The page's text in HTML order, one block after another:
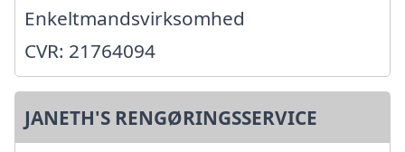
Enkeltmandsvirksomhed
CVR: 21764094
JANETH'S RENGØRINGSSERVICE